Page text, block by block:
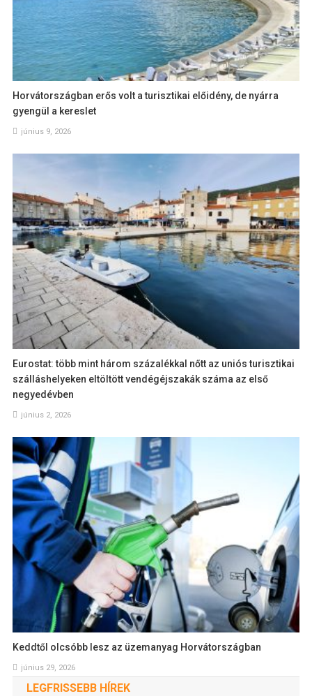
Horvátországban erős volt a turisztikai előidény, de nyárra
gyengül a kereslet
június 9, 2026
Eurostat: több mint három százalékkal nőtt az uniós turisztikai
szálláshelyeken eltöltött vendégéjszakák száma az első
negyedévben
június 2, 2026
Keddtől olcsóbb lesz az üzemanyag Horvátországban
június 29, 2026
LEGFRISSEBB HÍREK